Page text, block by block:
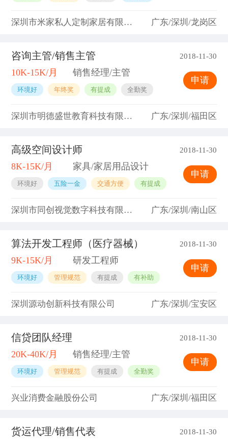
深圳市米家私人定制家居有限公司 广东/深圳/龙岗区
咨询主管/销售主管 2018-11-30
10K-15K/月 销售经理/主管
环境好 年终奖 有提成 全勤奖
申请
深圳市明德盛世教育科技有限公司 广东/深圳/福田区
高级空间设计师 2018-11-30
8K-15K/月 家具/家居用品设计
环境好 五险一金 交通方便 有提成
申请
深圳市同创视觉数字科技有限公司 广东/深圳/南山区
算法开发工程师（医疗器械） 2018-11-30
9K-15K/月 研发工程师
环境好 管理规范 有提成 有补助
申请
深圳源动创新科技有限公司 广东/深圳/宝安区
信贷团队经理 2018-11-30
20K-40K/月 销售经理/主管
环境好 管理规范 有提成 全勤奖
申请
兴业消费金融股份公司 广东/深圳/福田区
货运代理/销售代表 2018-11-30